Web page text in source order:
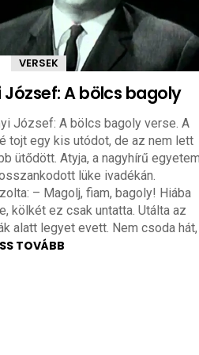
VERSEK
József: A bölcs bagoly
József: A bölcs bagoly verse. A
tojt egy kis utódot, de az nem lett
ütődött. Atyja, a nagyhírű
lüke ivadékán.
– Magolj, fiam, bagoly! Hiába
kölkét ez csak untatta. Utálta az
alatt legyet evett. Nem csoda hát,
TOVÁBB